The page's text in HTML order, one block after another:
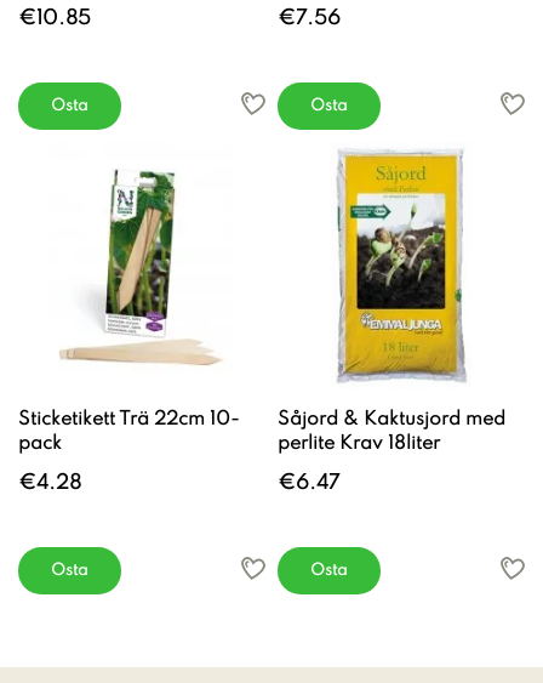
€10.85
Osta
€7.56
Osta
Sticketikett Trä 22cm 10-
pack
€4.28
Osta
Såjord & Kaktusjord med
perlite Krav 18liter
€6.47
Osta